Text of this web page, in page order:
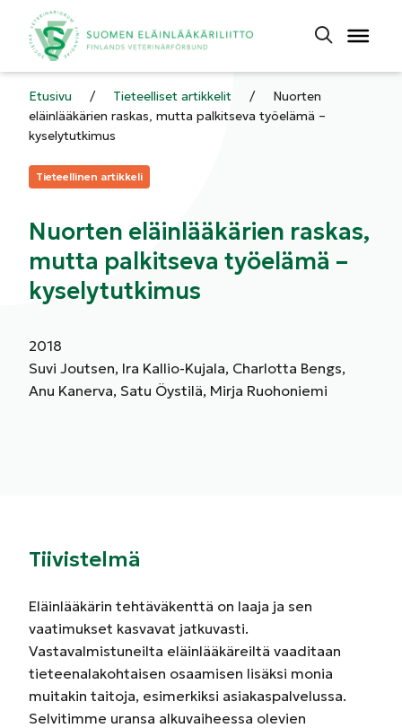
Etusivu / Tieteelliset artikkelit /
Nuorten
eläinlääkärien raskas, mutta palkitseva työelämä –
kyselytutkimus
Kategoriat:
Tieteellinen artikkeli
Nuorten eläinlääkärien raskas,
mutta palkitseva työelämä –
kyselytutkimus
2018
Suvi Joutsen, Ira Kallio-Kujala, Charlotta Bengs,
Anu Kanerva, Satu Öystilä, Mirja Ruohoniemi
Tiivistelmä
Eläinlääkärin tehtäväkenttä on laaja ja sen
vaatimukset kasvavat jatkuvasti.
Vastavalmistuneilta eläinlääkäreiltä vaaditaan
tieteenalakohtaisen osaamisen lisäksi monia
muitakin taitoja, esimerkiksi asiakaspalvelussa.
Selvitimme uransa alkuvaiheessa olevien